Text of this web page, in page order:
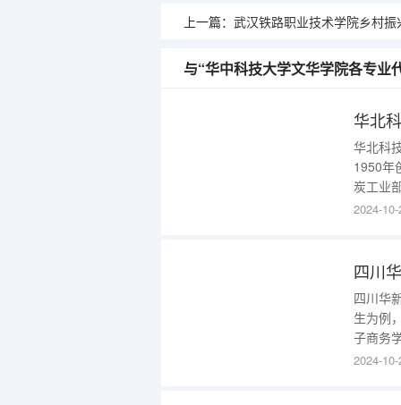
上一篇： 武汉铁路职业技术学院乡村振兴专业代码（四川铁道职业学
与“华中科技大学文华学院各专业
华北
华北科
1950年
炭工业
郊兴建
2024-
四川
四川华
生为例
子商务
务、商
2024-